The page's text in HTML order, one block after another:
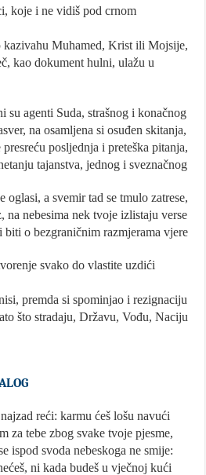
koje i ne vidiš pod crnom
kazivahu Muhamed, Krist ili Mojsije,
kao dokument hulni, ulažu u
su agenti Suda, strašnog i konačnog
na osamljena si osuđen skitanja,
posljednja i preteška pitanja,
tajanstva, jednog i sveznačnog
oglasi, a svemir tad se tmulo zatrese,
na nebesima nek tvoje izlistaju verse
biti o bezgraničnim razmjerama vjere
svako do vlastite uzdići
premda si spominjao i rezignaciju
što stradaju, Državu, Vođu, Naciju
reći: karmu ćeš lošu navući
za tebe zbog svake tvoje pjesme,
ispod svoda nebeskoga ne smije:
ni kada budeš u vječnoj kući